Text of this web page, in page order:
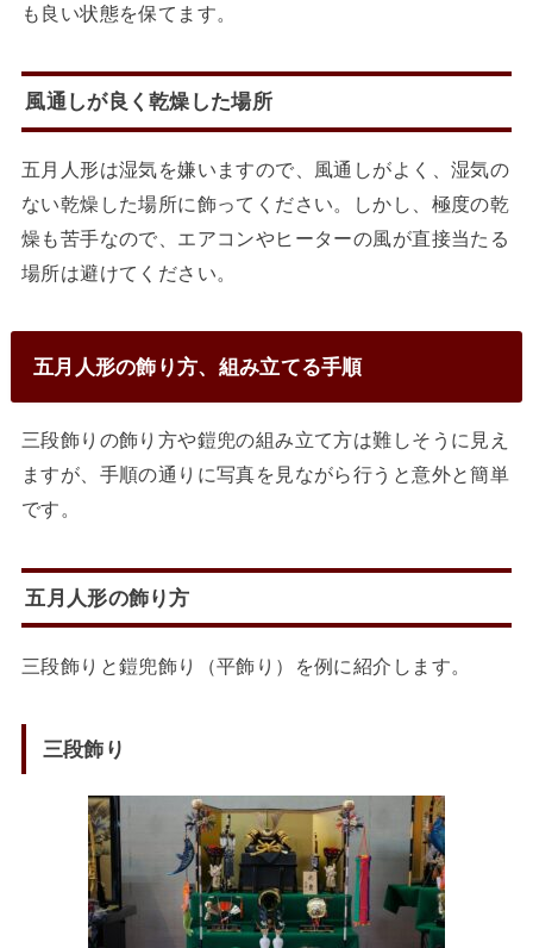
も良い状態を保てます。
風通しが良く乾燥した場所
五月人形は湿気を嫌いますので、風通しがよく、湿気の
ない乾燥した場所に飾ってください。しかし、極度の乾
燥も苦手なので、エアコンやヒーターの風が直接当たる
場所は避けてください。
五月人形の飾り方、組み立てる手順
三段飾りの飾り方や鎧兜の組み立て方は難しそうに見え
ますが、手順の通りに写真を見ながら行うと意外と簡単
です。
五月人形の飾り方
三段飾りと鎧兜飾り（平飾り）を例に紹介します。
三段飾り